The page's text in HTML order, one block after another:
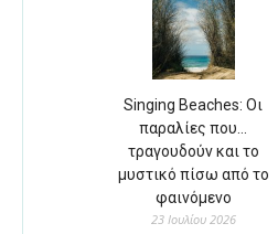
Singing Beaches: Οι
παραλίες που…
τραγουδούν και το
μυστικό πίσω από το
φαινόμενο
23 Ιουλίου 2026